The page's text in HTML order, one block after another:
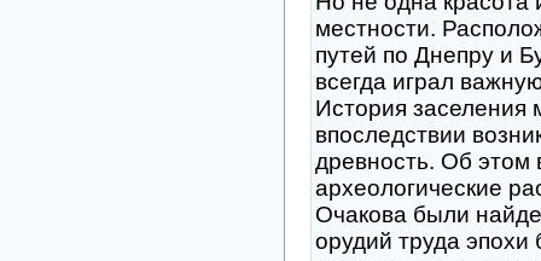
местности.
путей по Днепру и
всегда играл
История заселения
впоследствии
древность. Об этом
археологические
Очакова были
орудий труда эпохи